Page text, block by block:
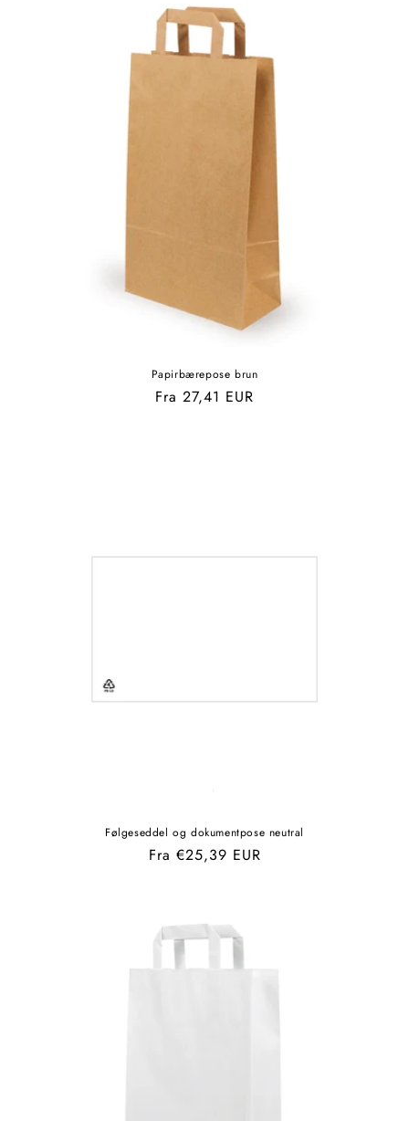
Papirbærepose brun
Normalpris
Fra 27,41 EUR
Følgeseddel og dokumentpose neutral
Normalpris
Fra €25,39 EUR